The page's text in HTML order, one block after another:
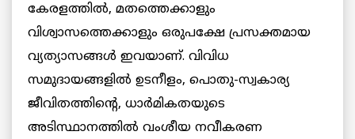
കേരളത്തിൽ, മതത്തെക്കാളും
വിശ്വാസത്തെക്കാളും ഒരുപക്ഷേ പ്രസക്തമായ
വ്യത്യാസങ്ങൾ ഇവയാണ്. വിവിധ
സമുദായങ്ങളിൽ ഉടനീളം, പൊതു-സ്വകാര്യ
ജീവിതത്തിന്റെ, ധാർമികതയുടെ
അടിസ്ഥാനത്തിൽ വംശീയ നവീകരണ